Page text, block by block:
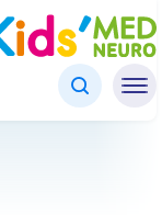
Вам в СМС
ЗАКРЫТЬ